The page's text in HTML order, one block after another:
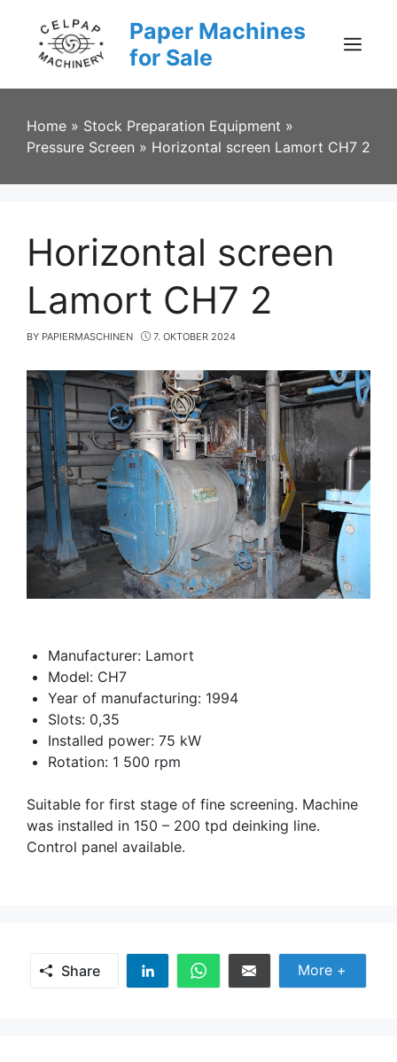
content
Paper Machines
for Sale
Menu
Home » Stock Preparation Equipment »
Pressure Screen » Horizontal screen Lamort CH7 2
Horizontal screen
Lamort CH7 2
BY PAPIERMASCHINEN 7. OKTOBER 2024
Manufacturer: Lamort
Model: CH7
Year of manufacturing: 1994
Slots: 0,35
Installed power: 75 kW
Rotation: 1 500 rpm
Suitable for first stage of fine screening. Machine
was installed in 150 – 200 tpd deinking line.
Control panel available.
Share
Share
Share
Share
Share
More +